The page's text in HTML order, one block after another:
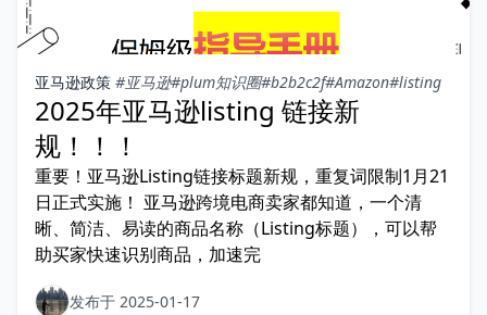
亚马逊政策 #亚马逊#plum知识圈#b2b2c2f#Amazon#listing
2025年亚马逊listing 链接新
规！！！
重要！亚马逊Listing链接标题新规，重复词限制1月21
日正式实施！ 亚马逊跨境电商卖家都知道，一个清
晰、简洁、易读的商品名称（Listing标题），可以帮
助买家快速识别商品，加速完
发布于 2025-01-17